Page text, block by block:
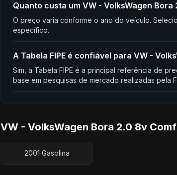
Quanto custa um VW - VolksWagen
O preço varia conforme o ano do veículo.
específico.
A Tabela FIPE é confiável para VW -
Sim, a Tabela FIPE é a principal referência de
base em pesquisas de mercado realizadas pela
VW - VolksWagen Bora 2.0 8v
2001 Gasolina